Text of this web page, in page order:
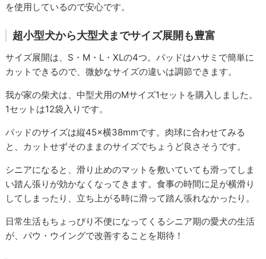
を使用しているので安心です。
超小型犬から大型犬までサイズ展開も豊富
サイズ展開は、S・M・L・XLの4つ。パッドはハサミで簡単に
カットできるので、微妙なサイズの違いは調節できます。
我が家の柴犬は、中型犬用のMサイズ1セットを購入しました。
1セットは12袋入りです。
パッドのサイズは縦45×横38mmです。肉球に合わせてみる
と、カットせずそのままのサイズでちょうど良さそうです。
シニアになると、滑り止めのマットを敷いていても滑ってしま
い踏ん張りが効かなくなってきます。食事の時間に足が横滑り
してしまったり、立ち上がる時に滑って踏ん張れなかったり。
日常生活もちょっぴり不便になってくるシニア期の愛犬の生活
が、パウ・ウイングで改善することを期待！